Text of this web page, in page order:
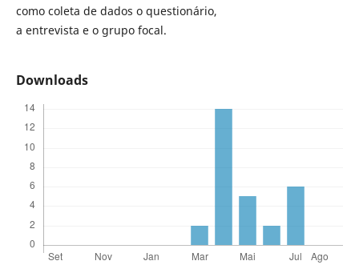
como coleta de dados o questionário,
a entrevista e o grupo focal.
Downloads